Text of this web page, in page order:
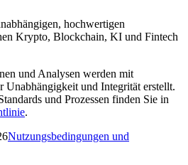
hochwertigen
Krypto, Blockchain, KI und Fintech
und Analysen werden mit
Unabhängigkeit und Integrität erstellt.
und Prozessen finden Sie in
.
Nutzungsbedingungen und